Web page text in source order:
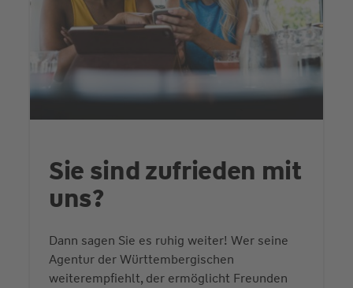
Sie sind zufrieden mit
uns?
Dann sagen Sie es ruhig weiter! Wer seine
Agentur der Württembergischen
weiterempfiehlt, der ermöglicht Freunden